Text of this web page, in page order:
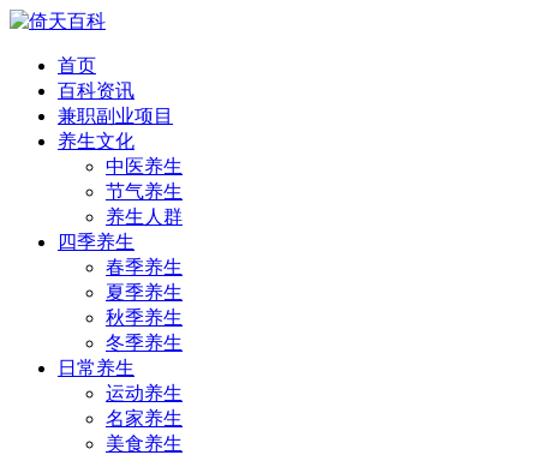
首页
百科资讯
兼职副业项目
养生文化
中医养生
节气养生
养生人群
四季养生
春季养生
夏季养生
秋季养生
冬季养生
日常养生
运动养生
名家养生
美食养生